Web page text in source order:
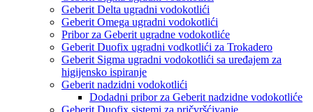
Geberit Delta ugradni vodokotlići
Geberit Omega ugradni vodokotlići
Pribor za Geberit ugradne vodokotliće
Geberit Duofix ugradni vodkotlići za Trokadero
Geberit Sigma ugradni vodokotlići sa uređajem za
higijensko ispiranje
Geberit nadzidni vodokotlići
Dodadni pribor za Geberit nadzidne vodokotliće